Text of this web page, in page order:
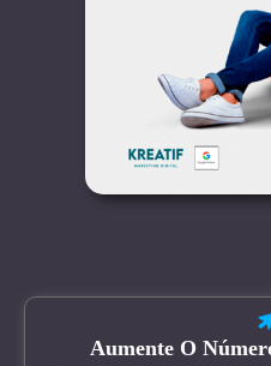
Aumente O